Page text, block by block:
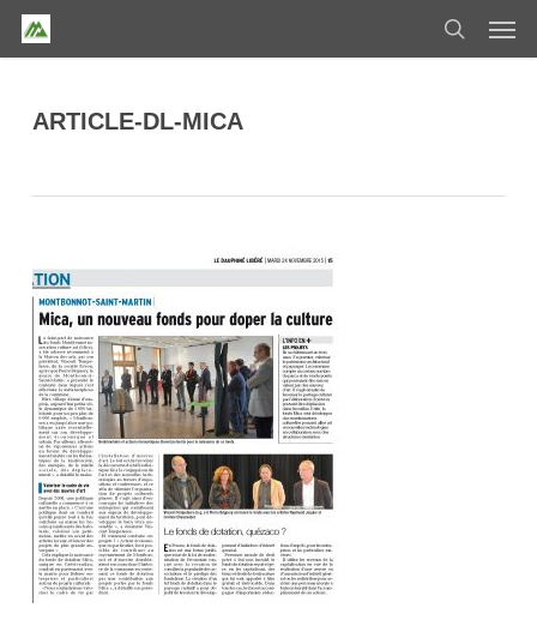
Skip
search
ARTICLE-DL-MICA